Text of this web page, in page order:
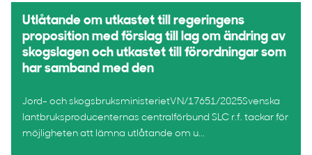
Utlåtande om utkastet till regeringens
proposition med förslag till lag om ändring av
skogslagen och utkastet till förordningar som
har samband med den
Jord- och skogsbruksministerietVN/17651/2025Svenska
lantbruksproducenternas centralförbund SLC r.f. tackar för
möjligheten att lämna utlåtande om u...